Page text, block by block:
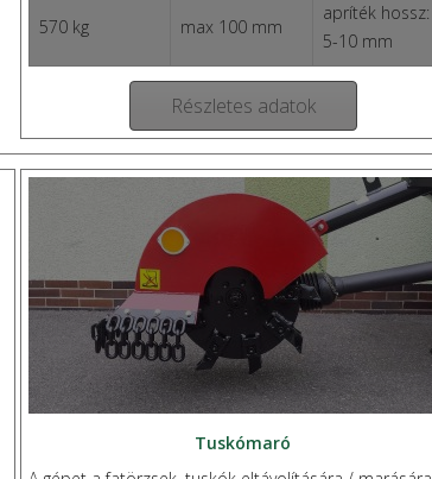
570 kg max 100 mm
apríték hossz:
5-10 mm
Részletes adatok
Tuskómaró